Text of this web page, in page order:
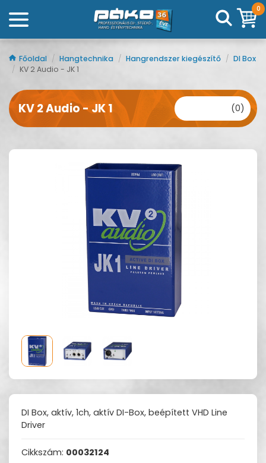
0
Főoldal / Hangtechnika / Hangrendszer kiegészítő / DI Box
/ KV 2 Audio - JK 1
KV 2 Audio - JK 1 (0)
DI Box, aktív, 1ch, aktív DI-Box, beépített VHD Line
Driver
Cikkszám: 00032124